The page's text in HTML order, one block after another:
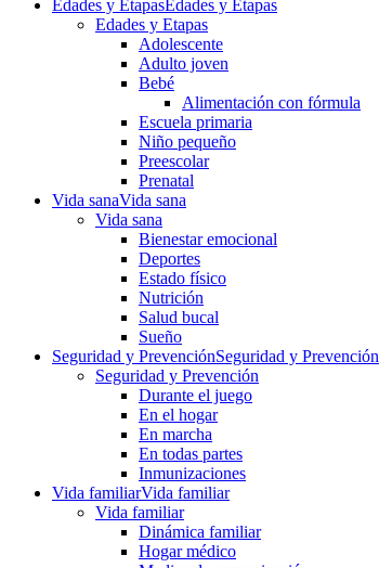
Edades y EtapasEdades y Etapas
Edades y Etapas
Adolescente
Adulto joven
Bebé
Alimentación con fórmula
Escuela primaria
Niño pequeño
Preescolar
Prenatal
Vida sanaVida sana
Vida sana
Bienestar emocional
Deportes
Estado físico
Nutrición
Salud bucal
Sueño
Seguridad y PrevenciónSeguridad y Prevención
Seguridad y Prevención
Durante el juego
En el hogar
En marcha
En todas partes
Inmunizaciones
Vida familiarVida familiar
Vida familiar
Dinámica familiar
Hogar médico